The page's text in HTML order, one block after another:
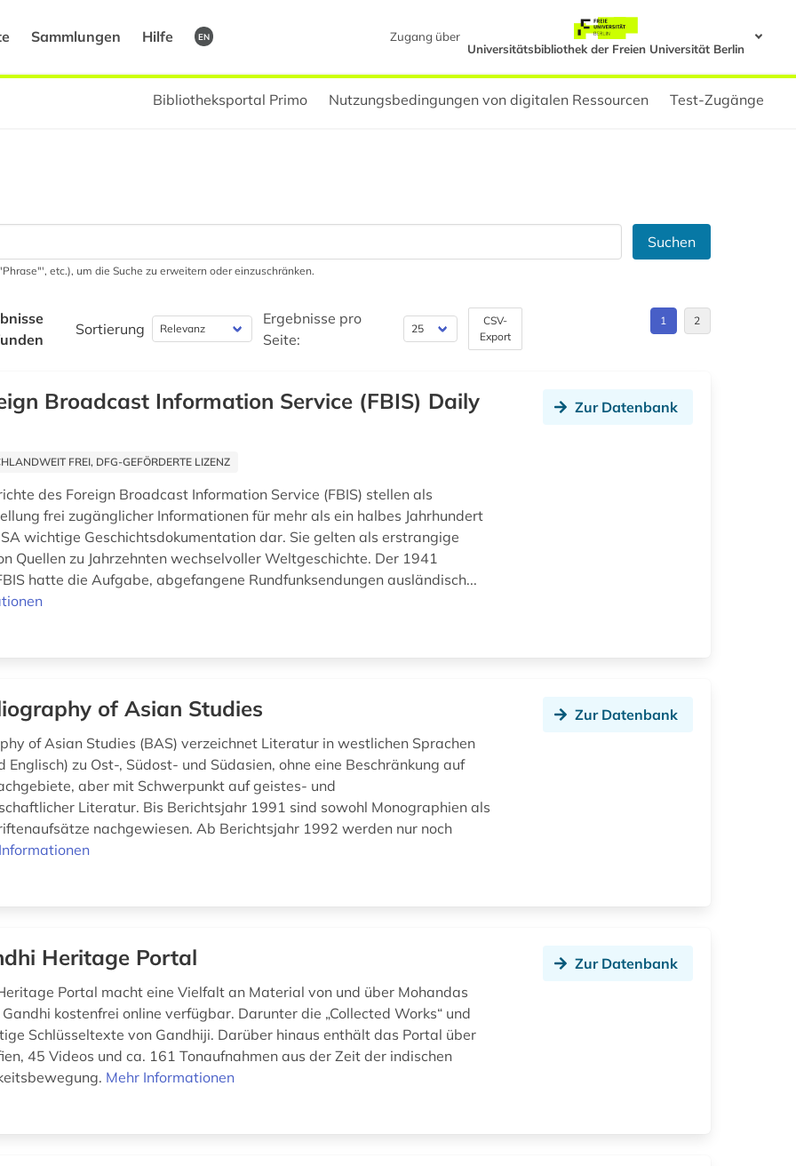
Sammlungen Hilfe EN
Zugang über
Universitätsbibliothek der Freien Universität Berlin
Bibliotheksportal Primo Nutzungsbedingungen von digitalen Ressourcen Test-Zugänge
Suchen
etc.), um die Suche zu erweitern oder einzuschränken.
Sortierung
Ergebnisse pro
Seite:
CSV-
Export
1 2
Broadcast Information Service (FBIS) Daily
FREI, DFG-GEFÖRDERTE LIZENZ
des Foreign Broadcast Information Service (FBIS) stellen als
frei zugänglicher Informationen für mehr als ein halbes Jahrhundert
wichtige Geschichtsdokumentation dar. Sie gelten als erstrangige
Quellen zu Jahrzehnten wechselvoller Weltgeschichte. Der 1941
hatte die Aufgabe, abgefangene Rundfunksendungen ausländisch...
Zur Datenbank
of Asian Studies
of Asian Studies (BAS) verzeichnet Literatur in westlichen Sprachen
Englisch) zu Ost-, Südost- und Südasien, ohne eine Beschränkung auf
aber mit Schwerpunkt auf geistes- und
Literatur. Bis Berichtsjahr 1991 sind sowohl Monographien als
nachgewiesen. Ab Berichtsjahr 1992 werden nur noch
Zur Datenbank
Heritage Portal
Portal macht eine Vielfalt an Material von und über Mohandas
kostenfrei online verfügbar. Darunter die „Collected Works“ und
Schlüsseltexte von Gandhiji. Darüber hinaus enthält das Portal über
45 Videos und ca. 161 Tonaufnahmen aus der Zeit der indischen
Mehr Informationen
Zur Datenbank